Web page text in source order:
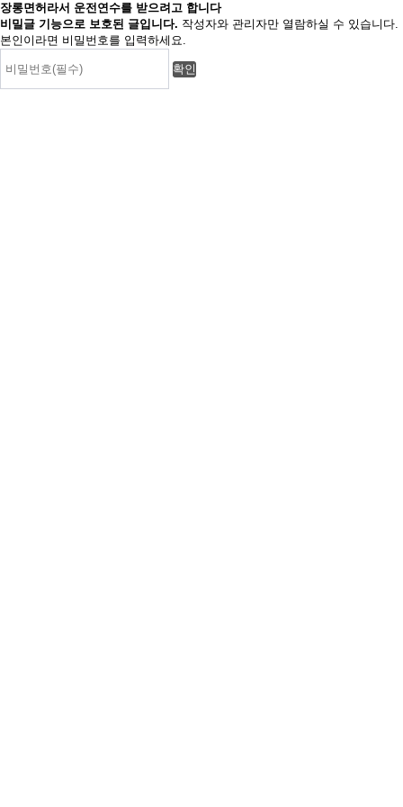
장롱면허라서 운전연수를 받으려고 합니다
비밀글 기능으로 보호된 글입니다. 작성자와 관리자만 열람하실 수 있습니다.
본인이라면 비밀번호를 입력하세요.